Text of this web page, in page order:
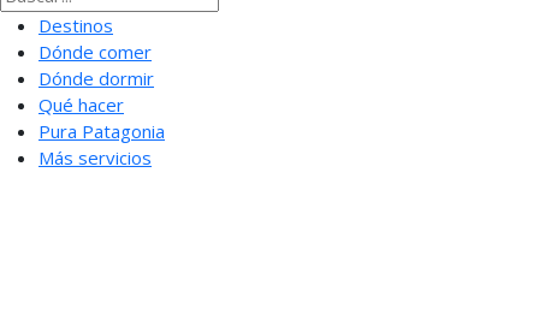
Destinos
Dónde comer
Dónde dormir
Qué hacer
Pura Patagonia
Más servicios